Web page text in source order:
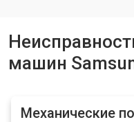
машин
Механические